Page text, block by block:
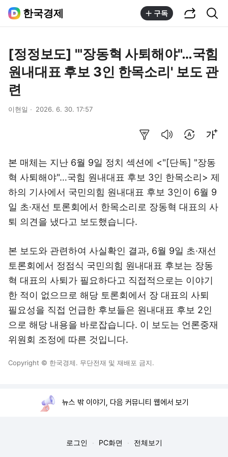
한국경제 구독
[정정보도] '"장동혁 사퇴해야"…국힘
원내대표 후보 3인 한목소리' 보도 관
련
이현일 2026. 6. 30. 17:57
본 매체는 지난 6월 9일 정치 섹션에 <"[단독] "장동
혁 사퇴해야"…국힘 원내대표 후보 3인 한목소리> 제
하의 기사에서 국민의힘 원내대표 후보 3인이 6월 9
일 초·재선 토론회에서 한목소리로 장동혁 대표의 사
퇴 의견을 냈다고 보도했습니다.
본 보도와 관련하여 사실확인 결과, 6월 9일 초·재선
토론회에서 정점식 국민의힘 원내대표 후보는 장동
혁 대표의 사퇴가 필요하다고 직접적으로는 이야기
한 적이 없으므로 해당 토론회에서 장 대표의 사퇴
필요성을 직접 언급한 후보들은 원내대표 후보 2인
으로 해당 내용을 바로잡습니다. 이 보도는 언론중재
위원회 조정에 따른 것입니다.
Copyright © 한국경제. 무단전재 및 재배포 금지.
뉴스 밖 이야기, 다음 커뮤니티 웹에서 보기
로그인 PC화면 전체보기